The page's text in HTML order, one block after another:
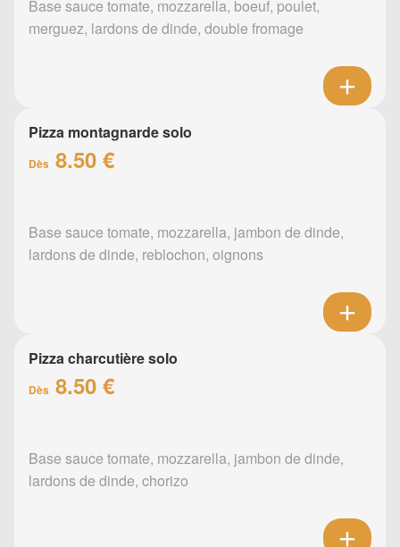
Base sauce tomate, mozzarella, boeuf, poulet,
merguez, lardons de dinde, double fromage
Pizza montagnarde solo
Dès 8.50 €
Base sauce tomate, mozzarella, jambon de dinde,
lardons de dinde, reblochon, oignons
Pizza charcutière solo
Dès 8.50 €
Base sauce tomate, mozzarella, jambon de dinde,
lardons de dinde, chorizo